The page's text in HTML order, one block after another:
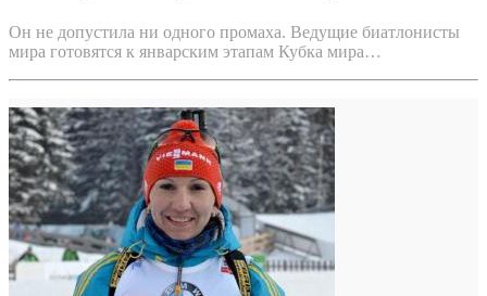
Он не допустила ни одного промаха. Ведущие биатлонисты
мира готовятся к январским этапам Кубка мира…